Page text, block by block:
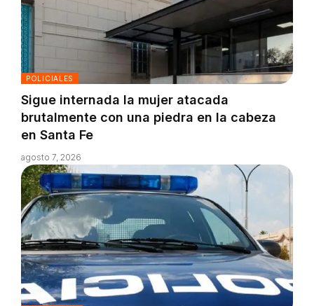
POLICIALES
Sigue internada la mujer atacada
brutalmente con una piedra en la cabeza
en Santa Fe
agosto 7, 2026